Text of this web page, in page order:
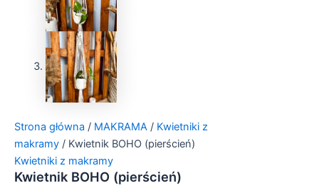
Strona główna / MAKRAMA / Kwietniki z
makramy / Kwietnik BOHO (pierścień)
Kwietniki z makramy
Kwietnik BOHO (pierścień)